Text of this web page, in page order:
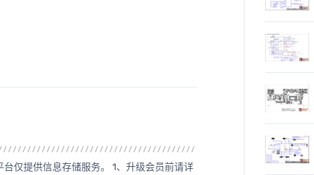
仅提供信息存储服务。 1、升级会员前请详